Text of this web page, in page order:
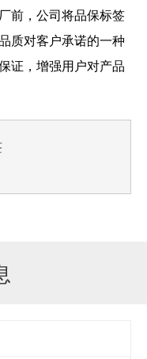
前，公司将品保标签
质对客户承诺的一种
证，增强用户对产品